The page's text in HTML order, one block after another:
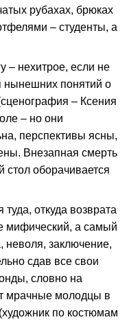
рубахах, брюках
– студенты, а
– нехитрое, если не
нынешних понятий о
– Ксения
– но они
перспективы ясны,
Внезапная смерть
оборачивается
откуда возврата
мифический, а самый
неволя, заключение,
сдав все свои
словно на
мрачные молодцы в
по костюмам